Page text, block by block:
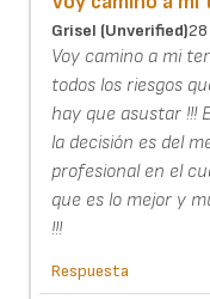
Grisel (unverified)28
Voy camino a mi
todos los riesgos
hay que asustar !!!
la decisión es del
profesional en el
que es lo mejor y
!!!
Respuesta